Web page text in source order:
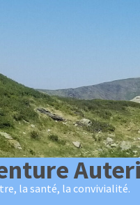
la santé, la convivialité.